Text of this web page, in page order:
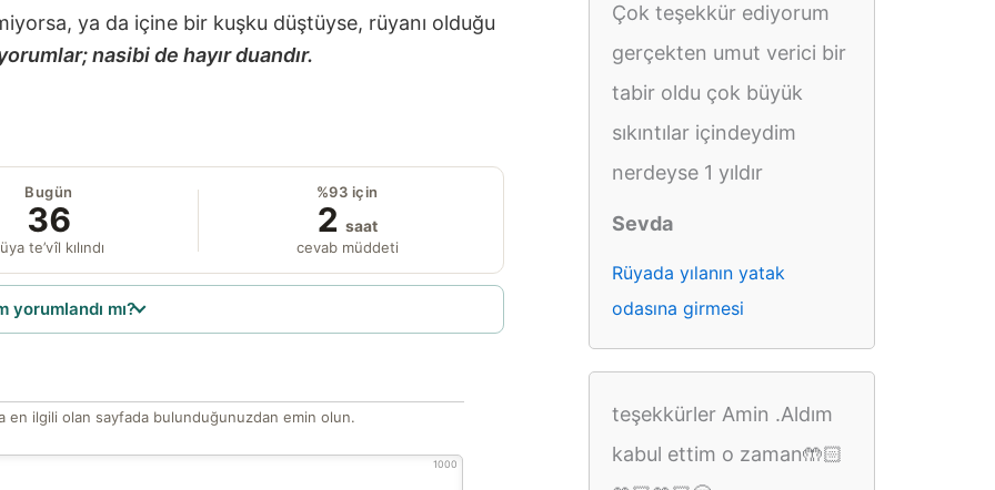
ya da içine bir kuşku düştüyse, rüyanı olduğu
nasibi de hayır duandır.
Bugün
36
te’vîl kılındı
%93 için
2 saat
cevab müddeti
yorumlandı mı?
en ilgili olan sayfada bulunduğunuzdan emin olun.
1000
Çok teşekkür ediyorum
gerçekten umut verici bir
tabir oldu çok büyük
sıkıntılar içindeydim
nerdeyse 1 yıldır
Sevda
Rüyada yılanın yatak
odasına girmesi
teşekkürler Amin .Aldım
kabul ettim o zaman🤲🏻